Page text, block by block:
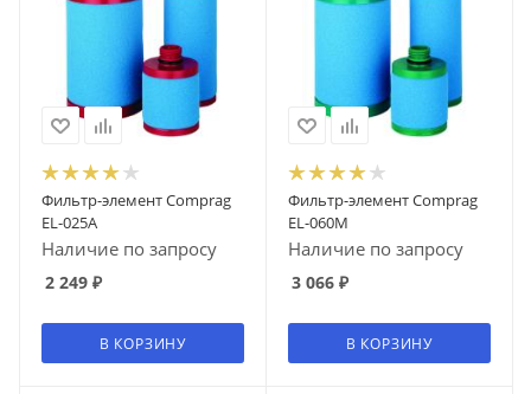
Фильтр-элемент Comprag
EL-025A
Наличие по запросу
2 249 ₽
В КОРЗИНУ
Фильтр-элемент Comprag
EL-060M
Наличие по запросу
3 066 ₽
В КОРЗИНУ